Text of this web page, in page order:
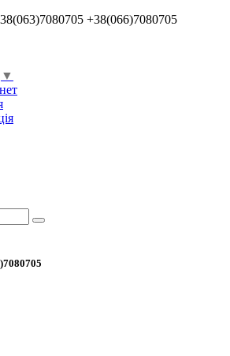
+38(066)7080705
▼